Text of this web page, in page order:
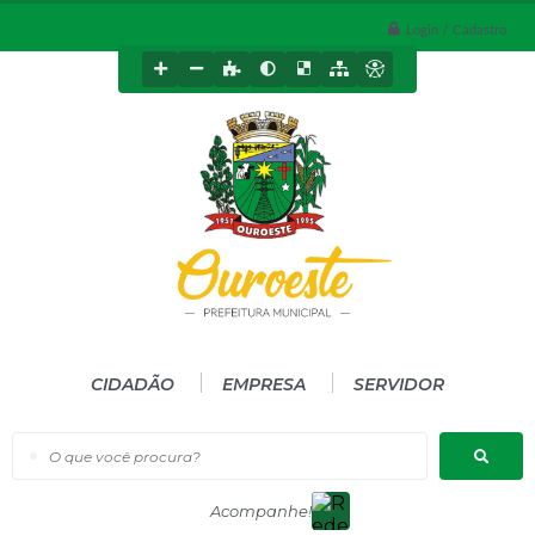
Login / Cadastro
O que você procura?
CIDADÃO EMPRESA SERVIDOR